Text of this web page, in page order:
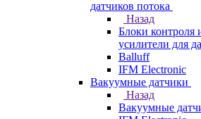
датчиков потока
Назад
Блоки контроля
усилители для
Balluff
IFM Electronic
Вакуумные датчики
Назад
Вакуумные